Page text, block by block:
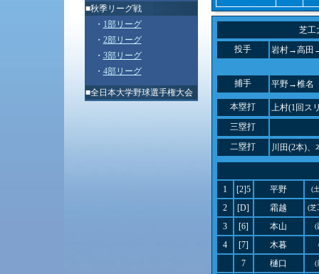
■秋季リーグ戦
・ 1部リーグ
・ 2部リーグ
・ 3部リーグ
・ 4部リーグ
■全日本大学野球選手権大会
芝工
投手
岩村→高田
捕手 平野→椎名
本塁打
上村(1回ス
三塁打
二塁打
川田(2本)、
1 [2]5 平野 (
2 [D] 霜越 (芝
3 [6] 本山 (
4 [7] 木暮
7 樋口 (